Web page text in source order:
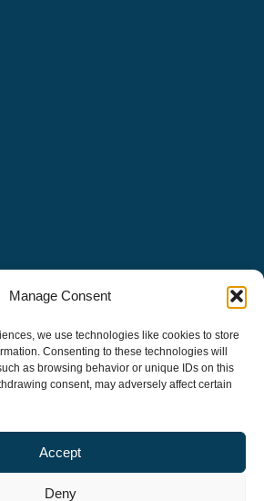
Manage Consent
we use technologies like cookies to store
Consenting to these technologies will
as browsing behavior or unique IDs on this
consent, may adversely affect certain
Accept
Deny
stimulera, utveckla och informera om